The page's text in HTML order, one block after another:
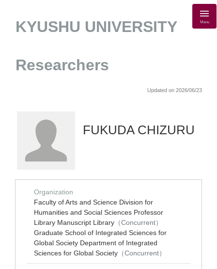
KYUSHU UNIVERSITY
Researchers
Menu
Updated on 2026/06/23
FUKUDA CHIZURU
Organization
Faculty of Arts and Science Division for
Humanities and Social Sciences Professor
Library Manuscript Library （Concurrent）
Graduate School of Integrated Sciences for
Global Society Department of Integrated
Sciences for Global Society （Concurrent）